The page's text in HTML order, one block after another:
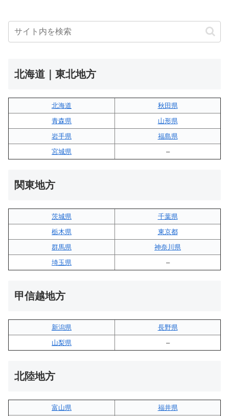
北海道｜東北地方
北海道
秋田県
青森県
山形県
岩手県
福島県
宮城県
–
関東地方
茨城県
千葉県
栃木県
東京都
群馬県
神奈川県
埼玉県
–
甲信越地方
新潟県
長野県
山梨県
–
北陸地方
富山県
福井県